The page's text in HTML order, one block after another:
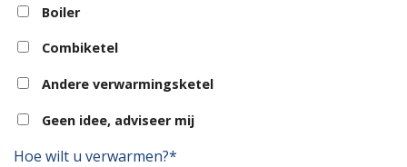
Boiler
Combiketel
Andere verwarmingsketel
Geen idee, adviseer mij
Hoe wilt u verwarmen?*